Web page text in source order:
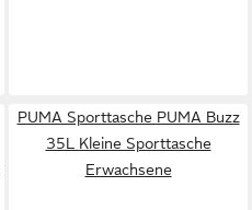
PUMA Sporttasche PUMA Buzz
35L Kleine Sporttasche
Erwachsene